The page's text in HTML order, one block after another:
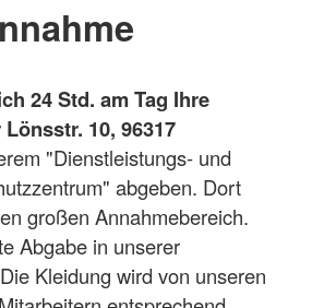
24 Std. am Tag Ihre
10, 96317
"Dienstleistungs- und
abgeben. Dort
großen Annahmebereich.
Abgabe in unserer
Kleidung wird von unseren